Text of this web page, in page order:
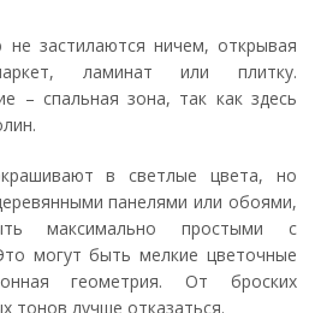
застилаются ничем, открывая
ламинат или плитку.
– спальная зона, так как здесь
в светлые цвета, но
панелями или обоями,
максимально простыми с
могут быть мелкие цветочные
геометрия. От броских
тонов лучше отказаться.